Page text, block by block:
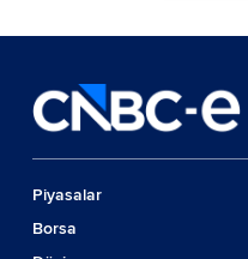
Piyasalar
Borsa